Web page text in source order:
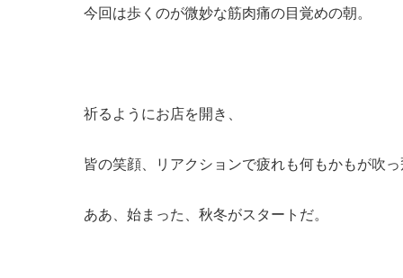
今回は歩くのが微妙な筋肉痛の目覚めの朝。
祈るようにお店を開き、
皆の笑顔、リアクションで疲れも何もかもが吹
ああ、始まった、秋冬がスタートだ。